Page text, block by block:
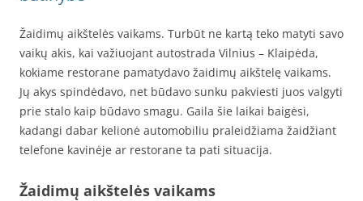
Žaidimų aikštelės vaikams. Turbūt ne kartą teko matyti savo
vaikų akis, kai važiuojant autostrada Vilnius – Klaipėda,
kokiame restorane pamatydavo žaidimų aikštelę vaikams.
Jų akys spindėdavo, net būdavo sunku pakviesti juos valgyti
prie stalo kaip būdavo smagu. Gaila šie laikai baigėsi,
kadangi dabar kelionė automobiliu praleidžiama žaidžiant
telefone kavinėje ar restorane ta pati situacija.
Žaidimų aikštelės vaikams